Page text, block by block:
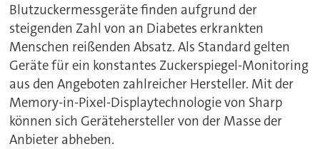
Blutzuckermessgeräte finden aufgrund der
steigenden Zahl von an Diabetes erkrankten
Menschen reißenden Absatz. Als Standard gelten
Geräte für ein konstantes Zuckerspiegel-Monitoring
aus den Angeboten zahlreicher Hersteller. Mit der
Memory-in-Pixel-Displaytechnologie von Sharp
können sich Gerätehersteller von der Masse der
Anbieter abheben.